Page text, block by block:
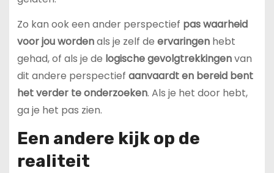
Zo kan ook een ander perspectief pas waarheid
voor jou wordenals je zelf de ervaringenhebt
gehad, of als je de logische gevolgtrekkingenvan
dit andere perspectief aanvaardt en bereid bent
het verder te onderzoeken. Als je het door hebt,
ga je het pas zien.
Een andere kijk op de
realiteit